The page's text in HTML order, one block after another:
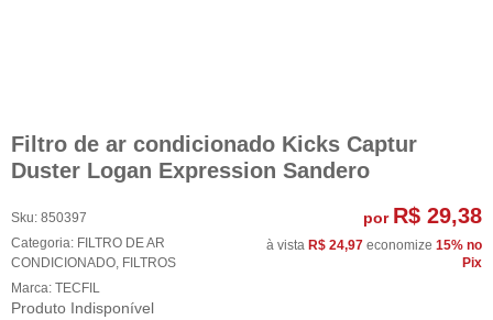
Filtro de ar condicionado Kicks Captur
Duster Logan Expression Sandero
Sku: 850397
Categoria: FILTRO DE AR
CONDICIONADO, FILTROS
Marca: TECFIL
Produto Indisponível
por R$ 29,38
à vista R$ 24,97 economize 15% no
Pix